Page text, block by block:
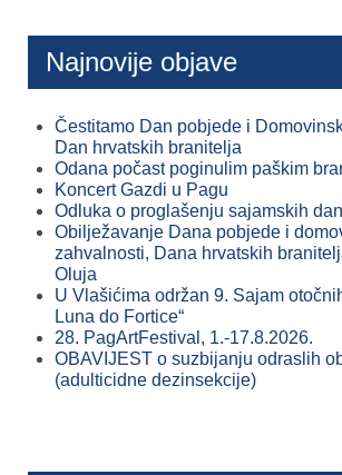
Najnovije objave
Čestitamo Dan pobjede i
Dan hrvatskih branitelja
Odana počast poginulim paškim
Koncert Gazdi u Pagu
Odluka o proglašenju sajamskih
Obilježavanje Dana pobjede i
zahvalnosti, Dana hrvatskih
Oluja
U Vlašićima održan 9. Sajam
Luna do Fortice“
28. PagArtFestival, 1.-17.8.2026.
OBAVIJEST o suzbijanju odraslih
(adulticidne dezinsekcije)